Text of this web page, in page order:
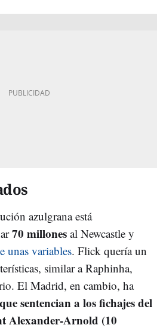
azulgrana está
70 millones al Newcastle y
unas variables. Flick quería un
similar a Raphinha,
El Madrid, en cambio, ha
sentencian a los fichajes del
Alexander-Arnold (10